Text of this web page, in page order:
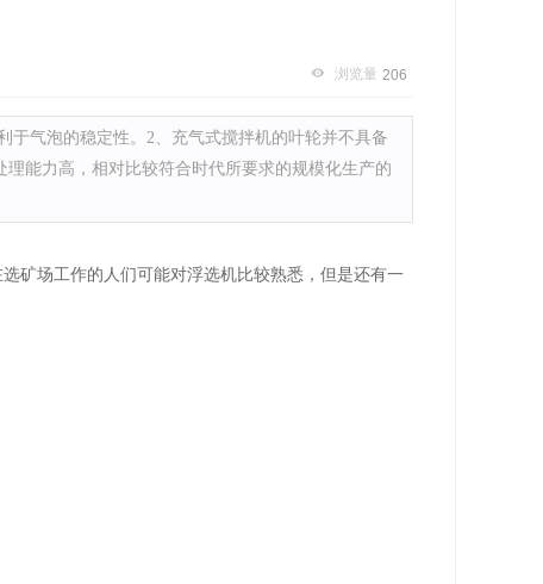
浏览量 206
于气泡的稳定性。2、充气式搅拌机的叶轮并不具备
能力高，相对比较符合时代所要求的规模化生产的
矿场工作的人们可能对浮选机比较熟悉，但是还有一